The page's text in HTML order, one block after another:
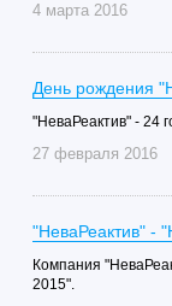
4 марта 2016
День рождения
"НеваРеактив" - 24
27 февраля 2016
"НеваРеактив"
Компания
2015".